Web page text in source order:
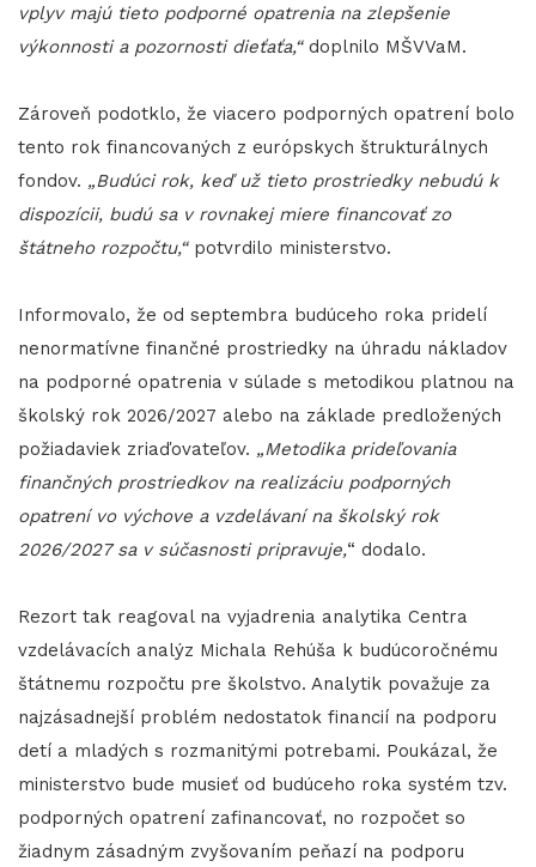
vplyv majú tieto podporné opatrenia na zlepšenie
výkonnosti a pozornosti dieťaťa,“doplnilo MŠVVaM.
Zároveň podotklo, že viacero podporných opatrení bolo
tento rok financovaných z európskych štrukturálnych
fondov. „Budúci rok, keď už tieto prostriedky nebudú k
dispozícii, budú sa v rovnakej miere financovať zo
štátneho rozpočtu,“ potvrdilo ministerstvo.
Informovalo, že od septembra budúceho roka pridelí
nenormatívne finančné prostriedky na úhradu nákladov
na podporné opatrenia v súlade s metodikou platnou na
školský rok 2026/2027 alebo na základe predložených
požiadaviek zriaďovateľov. „Metodika prideľovania
finančných prostriedkov na realizáciu podporných
opatrení vo výchove a vzdelávaní na školský rok
2026/2027 sa v súčasnosti pripravuje,“ dodalo.
Rezort tak reagoval na vyjadrenia analytika Centra
vzdelávacích analýz Michala Rehúša k budúcoročnému
štátnemu rozpočtu pre školstvo. Analytik považuje za
najzásadnejší problém nedostatok financií na podporu
detí a mladých s rozmanitými potrebami. Poukázal, že
ministerstvo bude musieť od budúceho roka systém tzv.
podporných opatrení zafinancovať, no rozpočet so
žiadnym zásadným zvyšovaním peňazí na podporu